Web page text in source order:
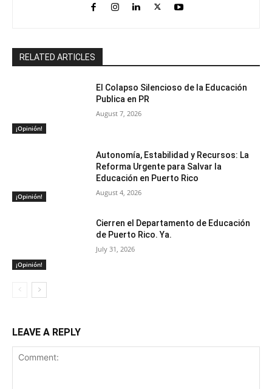
RELATED ARTICLES
¡Opinión!
El Colapso Silencioso de la Educación
Publica en PR
August 7, 2026
¡Opinión!
Autonomía, Estabilidad y Recursos: La
Reforma Urgente para Salvar la
Educación en Puerto Rico
August 4, 2026
¡Opinión!
Cierren el Departamento de Educación
de Puerto Rico. Ya.
July 31, 2026
LEAVE A REPLY